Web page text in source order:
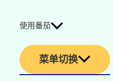
使用番茄
菜单切换